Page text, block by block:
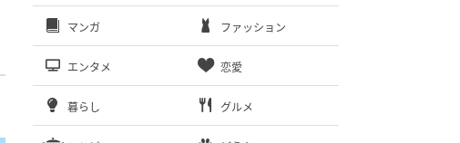
マンガ ファッション
エンタメ 恋愛
暮らし グルメ